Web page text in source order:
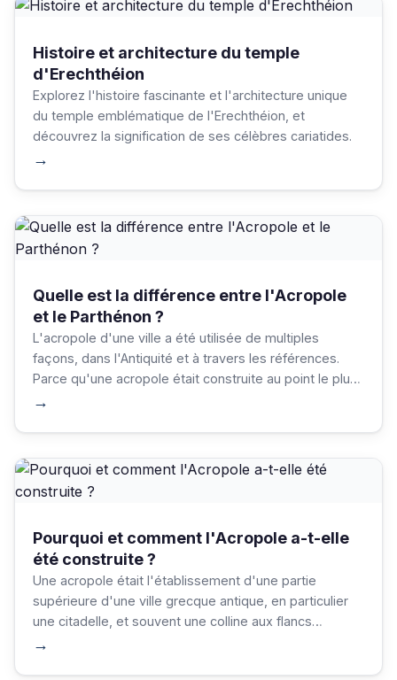
Histoire et architecture du temple
d'Erechthéion
Explorez l'histoire fascinante et l'architecture unique
du temple emblématique de l'Erechthéion, et
découvrez la signification de ses célèbres cariatides.
→
Quelle est la différence entre l'Acropole
et le Parthénon ?
L'acropole d'une ville a été utilisée de multiples
façons, dans l'Antiquité et à travers les références.
Parce qu'une acropole était construite au point le plus
→
Pourquoi et comment l'Acropole a-t-elle
été construite ?
Une acropole était l'établissement d'une partie
supérieure d'une ville grecque antique, en particulier
une citadelle, et souvent une colline aux flancs
→